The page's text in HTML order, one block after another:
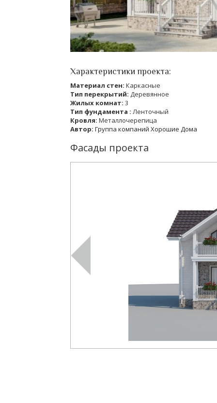
Характеристики проекта:
Материал стен: Каркасные
Тип перекрытий: Деревянное
Жилых комнат: 3
Тип фундамента : Ленточный
Кровля: Металлочерепица
Автор: Группа компаний Хорошие Дома
Фасады проекта